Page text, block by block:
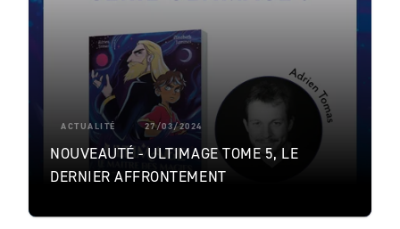
ACTUALITÉ 27/03/2024
NOUVEAUTÉ - ULTIMAGE TOME 5, LE
DERNIER AFFRONTEMENT